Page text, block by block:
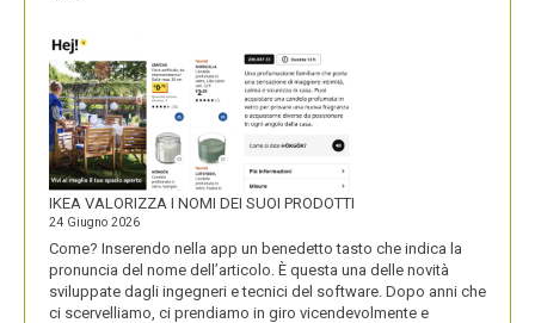
IKEA VALORIZZA I NOMI DEI SUOI PRODOTTI
24 Giugno 2026
Come? Inserendo nella app un benedetto tasto che indica la
pronuncia del nome dell’articolo. È questa una delle novità
sviluppate dagli ingegneri e tecnici del software. Dopo anni che
ci scervelliamo, ci prendiamo in giro vicendevolmente e